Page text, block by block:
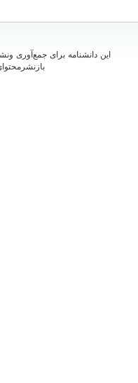
این دانشنامه برای جمع‌آوری